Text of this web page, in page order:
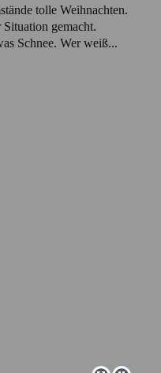
tolle Weihnachten.
gemacht.
Schnee. Wer weiß...